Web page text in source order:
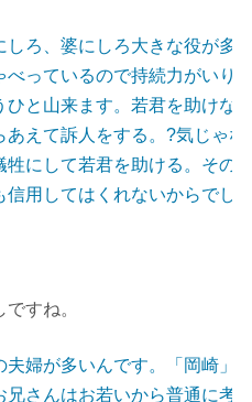
ろ、婆にしろ大きな役が多
っているので持続力がいり
ひと山来ます。若君を助けな
えて訴人をする。?気じゃな
にして若君を助ける。その
信用してはくれないからでし
すね。
婦が多いんです。「岡崎」
さんはお若いから普通に考